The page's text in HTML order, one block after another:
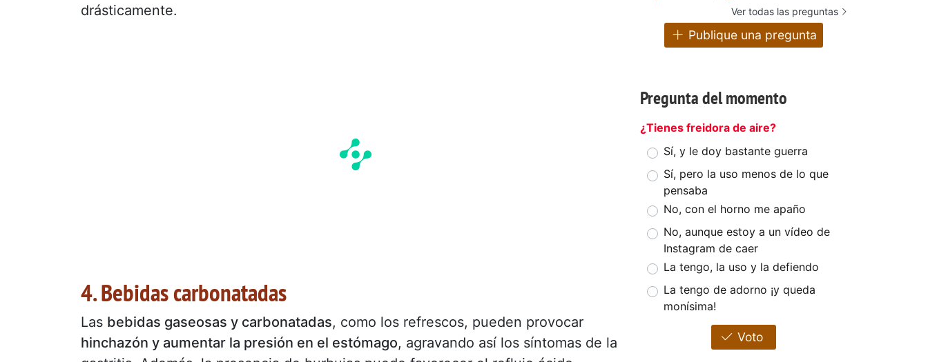
drásticamente.
4. Bebidas carbonatadas
Las bebidas gaseosas y carbonatadas, como los refrescos, pueden provocar
hinchazón y aumentar la presión en el estómago, agravando así los síntomas de la
Ver todas las preguntas
Publique una pregunta
Pregunta del momento
¿Tienes freidora de aire?
Sí, y le doy bastante guerra
Sí, pero la uso menos de lo que
pensaba
No, con el horno me apaño
No, aunque estoy a un vídeo de
Instagram de caer
La tengo, la uso y la defiendo
La tengo de adorno ¡y queda
monísima!
Voto